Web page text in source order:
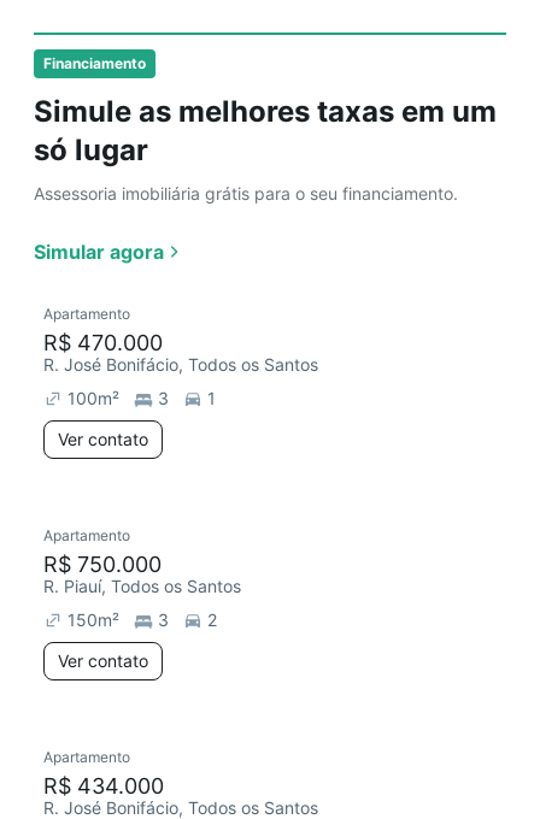
Financiamento
Simule as melhores taxas em um
só lugar
Assessoria imobiliária grátis para o seu financiamento.
Simular agora
Apartamento
R$ 470.000
R. José Bonifácio, Todos os Santos
100m² 3
1
Ver contato
Apartamento
R$ 750.000
R. Piauí, Todos os Santos
150m² 3
2
Ver contato
Apartamento
R$ 434.000
R. José Bonifácio, Todos os Santos